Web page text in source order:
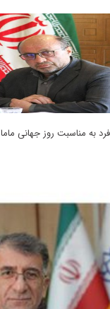
به مناسبت روز جهانی ماما